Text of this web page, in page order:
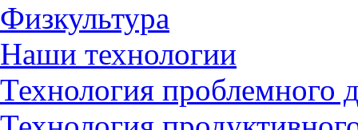
Физкультура
Наши технологии
Технология проблемного